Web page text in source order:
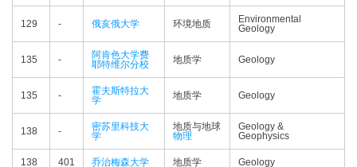
129 - 俄亥俄大学 环境地质
Environmental
Geology
135 -
阿肯色大学费
耶特维尔分校
地质学 Geology
135 -
霍夫斯特拉大
学
地质学 Geology
138 -
密苏里科技大
学
地质与地球
物理
Geology &
Geophysics
138 401 乔治梅森大学 地质学 Geology